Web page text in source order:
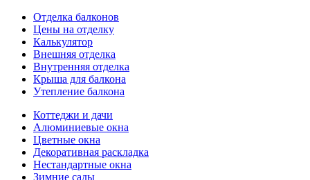
Отделка балконов
Цены на отделку
Калькулятор
Внешняя отделка
Внутренняя отделка
Крыша для балкона
Утепление балкона
Коттеджи и дачи
Алюминиевые окна
Цветные окна
Декоративная раскладка
Нестандартные окна
Зимние сады